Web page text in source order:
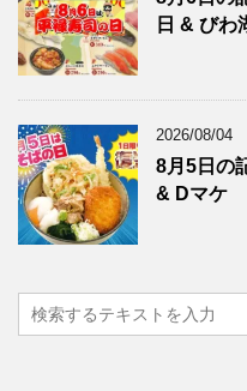
日 & びわ
2026/08/04
8月5日の
& Dマケ